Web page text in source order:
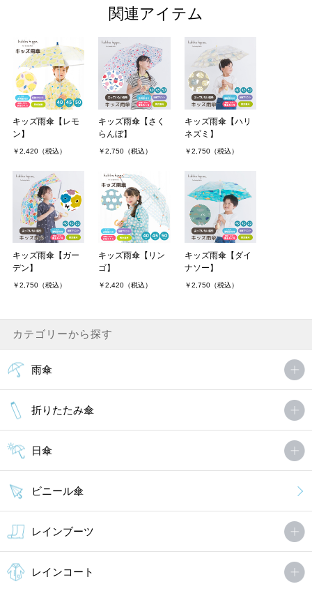
レモン柄がかわいくて、気に入ってくれたみたいです。
MORE
関連アイテム
キッズ雨傘【レモ
ン】
￥2,420（税込）
キッズ雨傘【さく
らんぼ】
￥2,750（税込）
キッズ雨傘【ハリ
ネズミ】
￥2,750（税込）
キッズ雨傘【ガー
デン】
￥2,750（税込）
キッズ雨傘【リン
ゴ】
￥2,420（税込）
キッズ雨傘【ダイ
ナソー】
￥2,750（税込）
カテゴリーから探す
雨傘
折りたたみ傘
日傘
ビニール傘
レインブーツ
レインコート